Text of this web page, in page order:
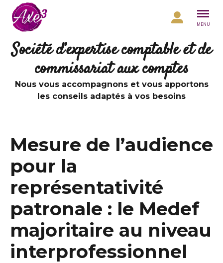
Aller au contenu
MENU
Société d’expertise comptable et de
commissariat aux comptes
Nous vous accompagnons et vous apportons
les conseils adaptés à vos besoins
Mesure de l’audience
pour la
représentativité
patronale : le Medef
majoritaire au niveau
interprofessionnel